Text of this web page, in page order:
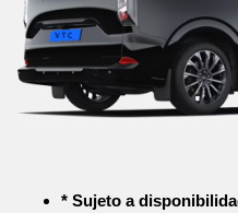
* Sujeto a